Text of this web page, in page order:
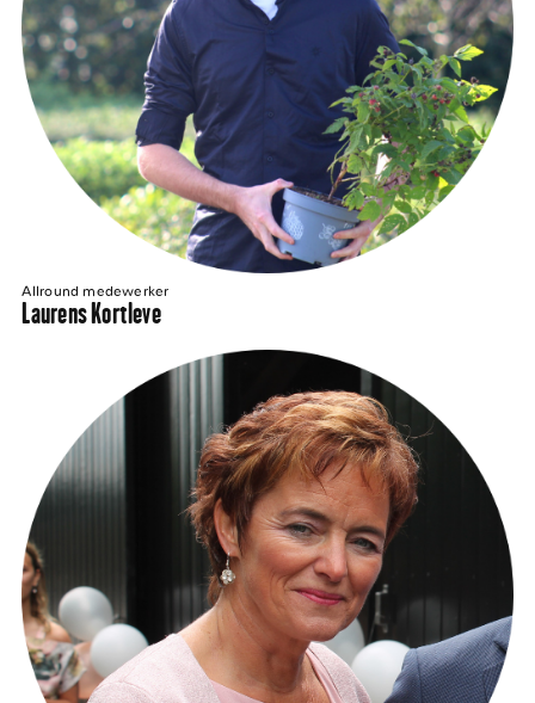
Allround medewerker
Laurens Kortleve